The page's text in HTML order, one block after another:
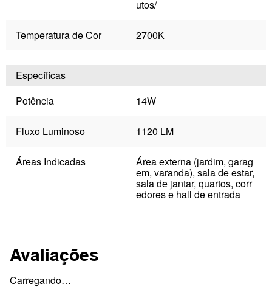
utos/
Temperatura de Cor 2700K
Específicas
Potência
14W
Fluxo Luminoso 1120 LM
Áreas Indicadas Área externa (jardim, garag
em, varanda), sala de estar,
sala de jantar, quartos, corr
edores e hall de entrada
Avaliações
Carregando…